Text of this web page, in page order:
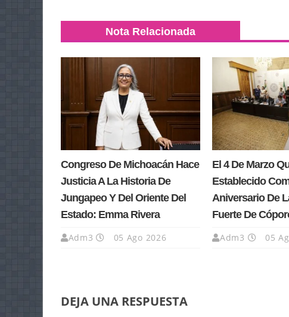
Nota Relacionada
Congreso De Michoacán Hace
Justicia A La Historia De
Jungapeo Y Del Oriente Del
Estado: Emma Rivera
Adm3 05 Ago 2026
El 4 De Marzo
Establecido
Aniversario De
Fuerte De
Adm3 05
DEJA UNA RESPUESTA